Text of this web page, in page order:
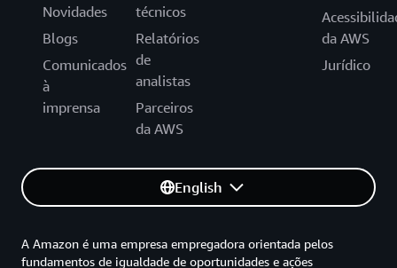
Novidades
Blogs
Comunicados
à
imprensa
técnicos
Relatórios
de
analistas
Parceiros
da AWS
da AWS
Jurídico
English
A Amazon é uma empresa empregadora orientada pelos
fundamentos de igualdade de oportunidades e ações